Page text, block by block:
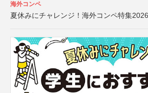
海外コンペ
夏休みにチャレンジ！海外コンペ特集2026